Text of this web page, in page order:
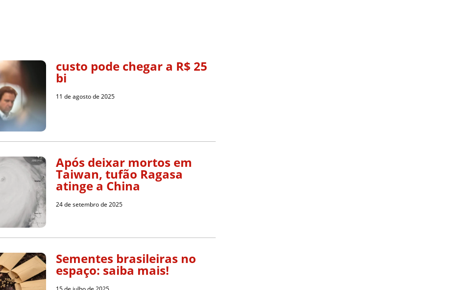
custo pode chegar a R$ 25
bi
11 de agosto de 2025
Após deixar mortos em
Taiwan, tufão Ragasa
atinge a China
24 de setembro de 2025
Sementes brasileiras no
espaço: saiba mais!